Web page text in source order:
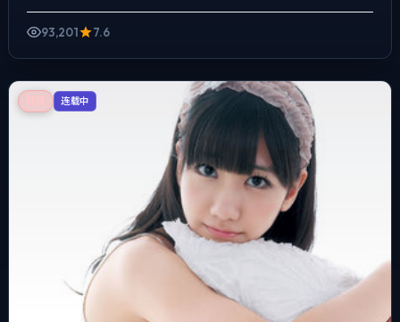
影像偏纪实质感，手持与固定机位交替出现，...
93,201
7.6
连载中